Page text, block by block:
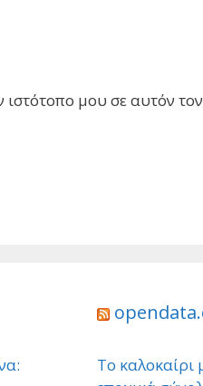
μου σε αυτόν
Το καλοκαίρι